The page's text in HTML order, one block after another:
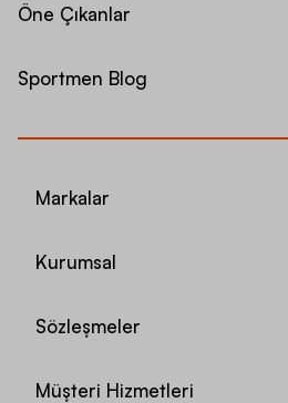
Öne Çıkanlar
Sportmen Blog
Markalar
Kurumsal
Sözleşmeler
Müşteri Hizmetleri